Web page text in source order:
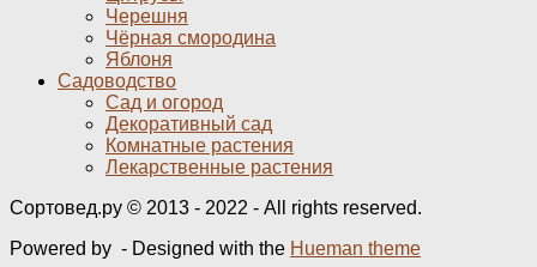
Черешня
Чёрная смородина
Яблоня
Садоводство
Сад и огород
Декоративный сад
Комнатные растения
Лекарственные растения
Сортовед.ру © 2013 - 2022 - All rights reserved.
Powered by - Designed with the Hueman theme